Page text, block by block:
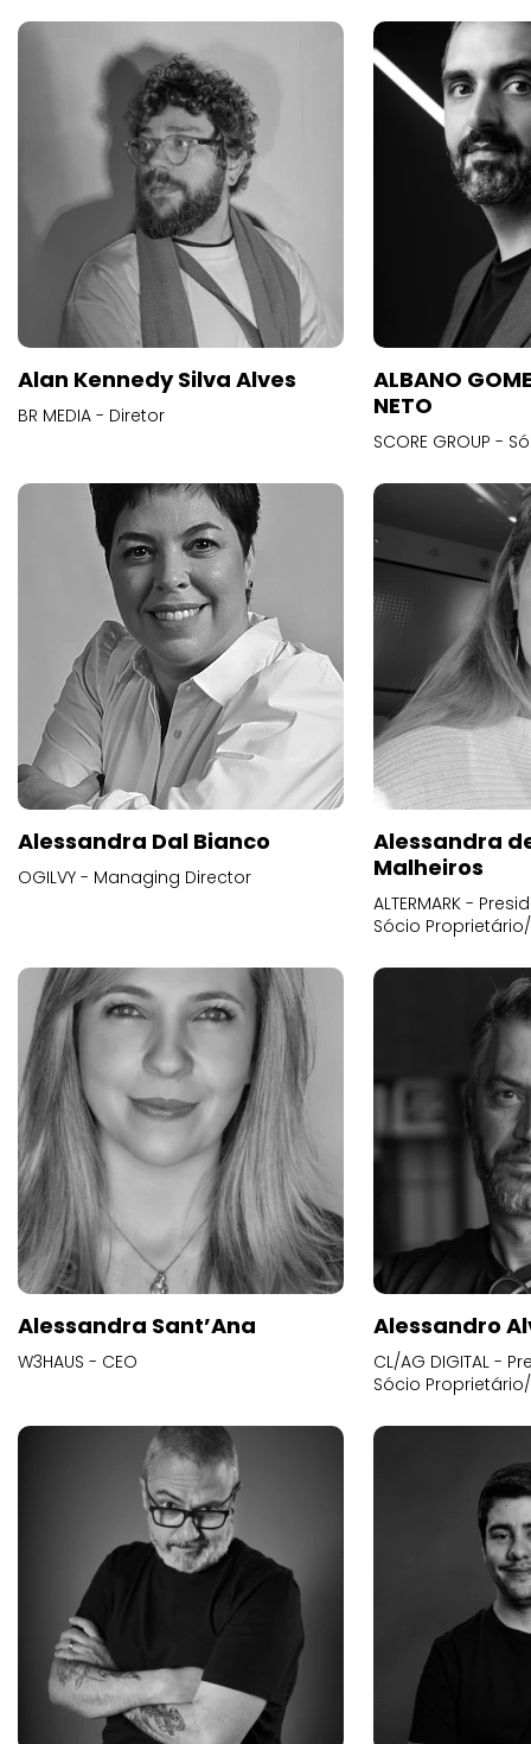
Alan Kennedy Silva Alves
BR MEDIA - Diretor
ALBANO
NETO
SCORE GROUP -
Alessandra Dal Bianco
OGILVY - Managing Director
Alessandra
Malheiros
ALTERMARK -
Sócio
Alessandra Sant’Ana
W3HAUS - CEO
Alessandro
CL/AG DIGITAL -
Sócio